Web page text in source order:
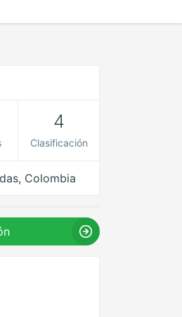
4
Clasificación
Colombia